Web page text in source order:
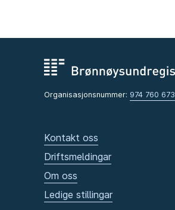
Organisasjonsnummer: 974 760 673
Kontakt oss
Driftsmeldingar
Om oss
Ledige stillingar